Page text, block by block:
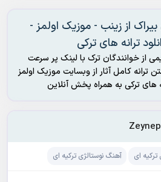
بیراک از زینب - موزیک اولمز -
ترانه های ترکی
از خوانندگان ترک با لینک پر سرعت
مستقیم و رایگان همراه با متن ترانه کامل آثار از وبسایت موزیک اولمز
های ترکی به همراه پخش آنلاین
ای آهنگ نوستالژی ترکیه ای